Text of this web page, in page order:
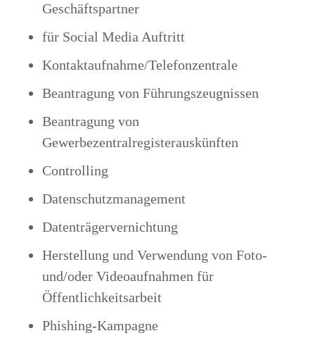
Geschäftspartner
für Social Media Auftritt
Kontaktaufnahme/Telefonzentrale
Beantragung von Führungszeugnissen
Beantragung von
Gewerbezentralregisterauskünften
Controlling
Datenschutzmanagement
Datenträgervernichtung
Herstellung und Verwendung von Foto-
und/oder Videoaufnahmen für
Öffentlichkeitsarbeit
Phishing-Kampagne